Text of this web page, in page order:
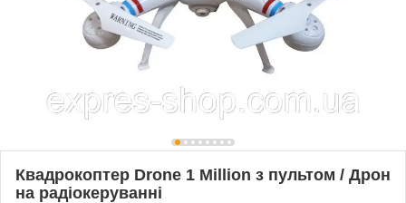
Квадрокоптер Drone 1 Million з пультом / Дрон
на радіокеруванні